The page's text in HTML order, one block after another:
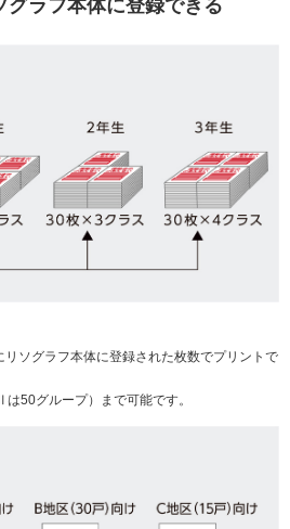
グラフ本体に登録できる
ソグラフ本体に登録された枚数でプリントで
50グループ）まで可能です。